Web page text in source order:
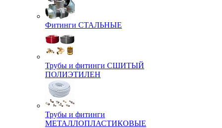
Фитинги СТАЛЬНЫЕ
Трубы и фитинги СШИТЫЙ
ПОЛИЭТИЛЕН
Трубы и фитинги
МЕТАЛЛОПЛАСТИКОВЫЕ